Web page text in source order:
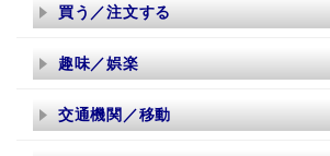
買う／注文する
趣味／娯楽
交通機関／移動